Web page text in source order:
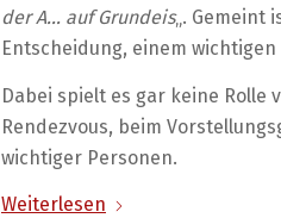
der A… auf Grundeis„. Gemeint
Entscheidung, einem
Dabei spielt es gar keine Rolle
Rendezvous, beim
wichtiger Personen.
Weiterlesen